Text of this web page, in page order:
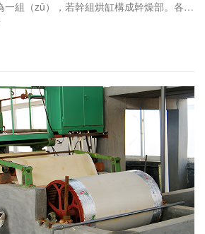
組（zǔ），若幹組烘缸構成幹燥部。各組
度可以分別調整，保持各組烘缸之間微